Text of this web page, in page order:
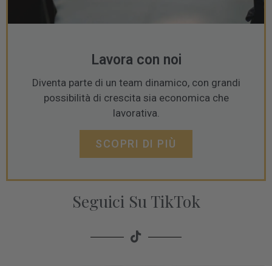
Lavora con noi
Diventa parte di un team dinamico, con grandi
possibilità di crescita sia economica che
lavorativa.
SCOPRI DI PIÙ
Seguici Su TikTok